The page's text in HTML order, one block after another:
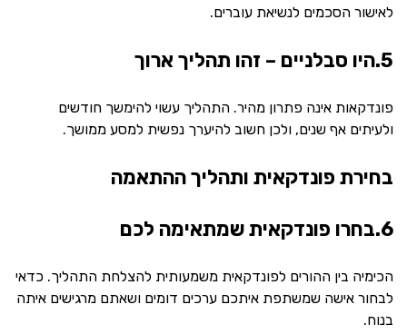
לאישור הסכמים לנשיאת עוברים.
5.היו סבלניים – זהו תהליך ארוך
פונדקאות אינה פתרון מהיר. התהליך עשוי להימשך חודשים
ולעיתים אף שנים, ולכן חשוב להיערך נפשית למסע ממושך.
בחירת פונדקאית ותהליך ההתאמה
6.בחרו פונדקאית שמתאימה לכם
הכימיה בין ההורים לפונדקאית משמעותית להצלחת התהליך. כדאי
לבחור אישה שמשתפת איתכם ערכים דומים ושאתם מרגישים איתה
בנוח.